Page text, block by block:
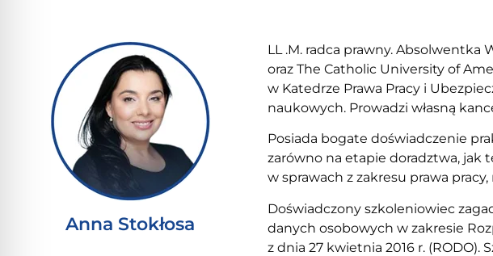
Anna Stokłosa
LL .M. radca prawny.
oraz The Catholic University of
w Katedrze Prawa Pracy i
naukowych. Prowadzi własną
Posiada bogate doświadczenie
zarówno na etapie doradztwa, jak
w sprawach z zakresu prawa
Doświadczony szkoleniowiec
danych osobowych w zakresie
z dnia 27 kwietnia 2016 r. (RODO).